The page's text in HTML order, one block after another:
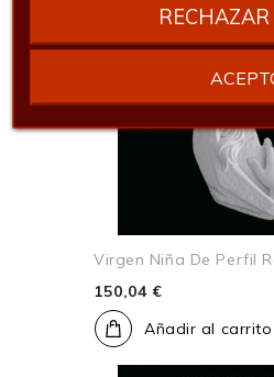
Virgen Niña De Perfil
150,04 €
Añadir al carrito